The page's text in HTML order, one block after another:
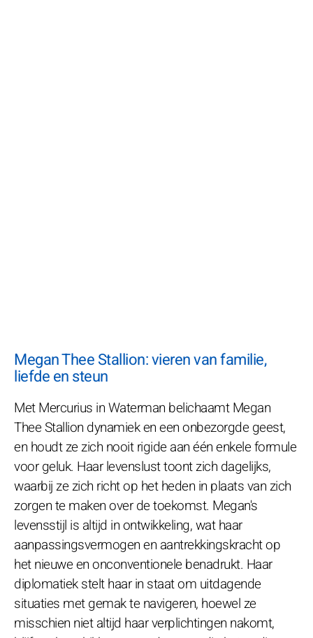
Megan Thee Stallion: vieren van familie,
liefde en steun
Met Mercurius in Waterman belichaamt Megan
Thee Stallion dynamiek en een onbezorgde geest,
en houdt ze zich nooit rigide aan één enkele formule
voor geluk. Haar levenslust toont zich dagelijks,
waarbij ze zich richt op het heden in plaats van zich
zorgen te maken over de toekomst. Megan's
levensstijl is altijd in ontwikkeling, wat haar
aanpassingsvermogen en aantrekkingskracht op
het nieuwe en onconventionele benadrukt. Haar
diplomatiek stelt haar in staat om uitdagende
situaties met gemak te navigeren, hoewel ze
misschien niet altijd haar verplichtingen nakomt,